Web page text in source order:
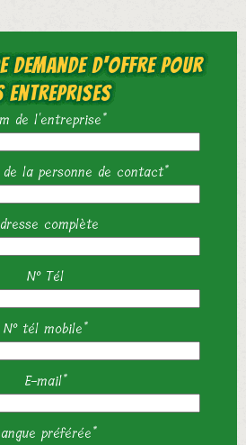
demande d'offre pour
entreprises
de l'entreprise*
la personne de contact*
complète
N° Tél
N° tél mobile*
E-mail*
préférée*